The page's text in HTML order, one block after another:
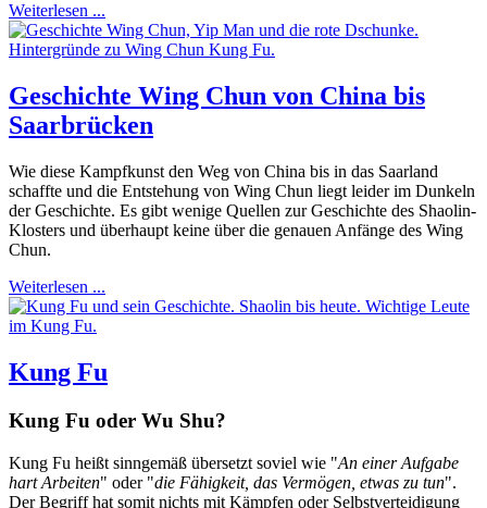
Weiterlesen ...
Geschichte Wing Chun von China bis
Saarbrücken
Wie diese Kampfkunst den Weg von China bis in das Saarland
schaffte und die Entstehung von Wing Chun liegt leider im Dunkeln
der Geschichte. Es gibt wenige Quellen zur Geschichte des Shaolin-
Klosters und überhaupt keine über die genauen Anfänge des Wing
Chun.
Weiterlesen ...
Kung Fu
Kung Fu oder Wu Shu?
Kung Fu heißt sinngemäß übersetzt soviel wie "An einer Aufgabe
hart Arbeiten" oder "die Fähigkeit, das Vermögen, etwas zu tun".
Der Begriff hat somit nichts mit Kämpfen oder Selbstverteidigung